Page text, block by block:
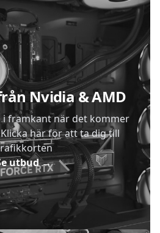
Nvidia & AMD
i framkant när det kommer
här för att ta dig till
utbud→